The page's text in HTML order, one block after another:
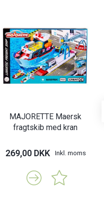
MAJORETTE Maersk
fragtskib med kran
269,00 DKK Inkl. moms